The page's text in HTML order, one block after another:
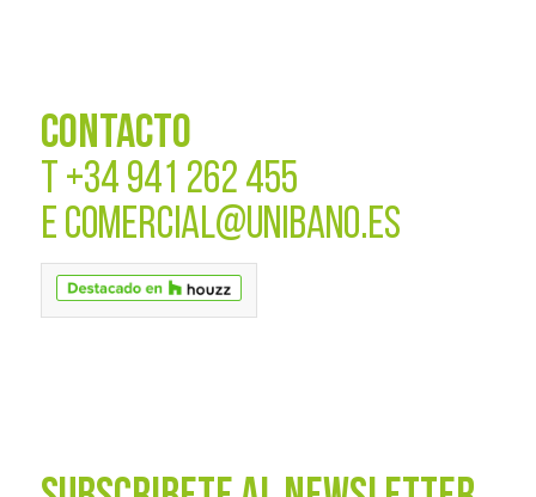
CONTACTO
T +34 941 262 455
E COMERCIAL@UNIBANO.ES